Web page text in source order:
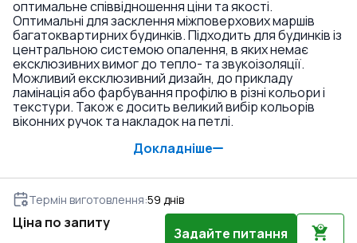
оптимальне співвідношення ціни та якості.
Оптимальні для засклення міжповерхових маршів
багатоквартирних будинків. Підходить для будинків із
центральною системою опалення, в яких немає
ексклюзивних вимог до тепло- та звукоізоляції.
Можливий ексклюзивний дизайн, до прикладу
ламінація або фарбування профілю в різні кольори і
текстури. Також є досить великий вибір кольорів
віконних ручок та накладок на петлі.
Докладніше
Термін виготовлення:59 днів
Ціна по запиту
Задайте питання